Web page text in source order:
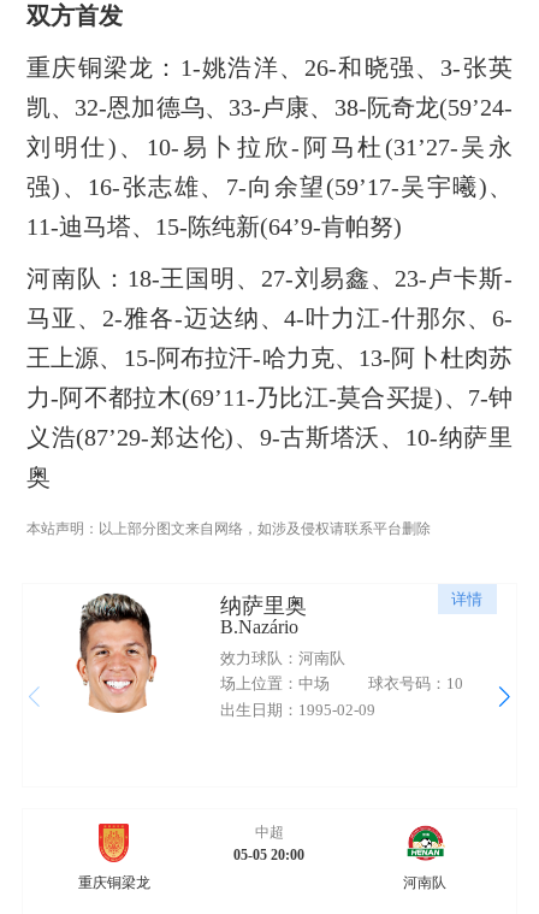
双方首发
重庆铜梁龙：1-姚浩洋、26-和晓强、3-张英
凯、32-恩加德乌、33-卢康、38-阮奇龙(59’24-
刘明仕)、10-易卜拉欣-阿马杜(31’27-吴永
强)、16-张志雄、7-向余望(59’17-吴宇曦)、
11-迪马塔、15-陈纯新(64’9-肯帕努)
河南队：18-王国明、27-刘易鑫、23-卢卡斯-
马亚、2-雅各-迈达纳、4-叶力江-什那尔、6-
王上源、15-阿布拉汗-哈力克、13-阿卜杜肉苏
力-阿不都拉木(69’11-乃比江-莫合买提)、7-钟
义浩(87’29-郑达伦)、9-古斯塔沃、10-纳萨里
奥
本站声明：以上部分图文来自网络，如涉及侵权请联系平台删除
详情
纳萨里奥
B.Nazário
效力球队：河南队
场上位置：中场
球衣号码：10
出生日期：1995-02-09
重庆铜梁龙
中超
05-05 20:00
河南队